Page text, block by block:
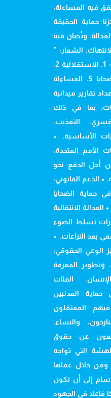
فيه المساءلة،
حماية الحقيقة
وتُصان فيه
الشعار: "
من التوثيق إلى العدالة قيم سام :- 1. الاستقلالية 2.
المهنية 3. النزاهة 4. العدالة للضحايا 5. المساءلة
تقارير ميدانية
بما في ذلك
التعذيب،
الأساسية. •
الأمم المتحدة،
من أجل الدفع نحو
الدعم القانوني:
حماية الضحايا
الانتقالية
تسلط الضوء
بعد النزاعات. •
الوعي الحقوقي:
وتطوير المعرفة
الفئات
المدنيين
المعتقلون
والنساء،
عن حقوق
التي تواجه
ومن خلال عملها
إلى أن تكون
فاعلا في الجهود